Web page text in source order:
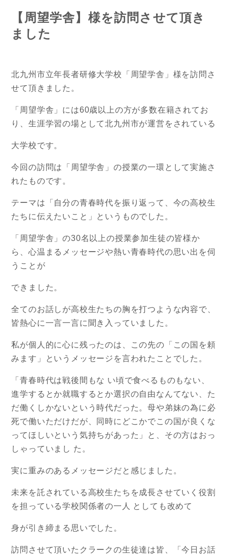
【周望学舎】様を訪問させて頂き
ました
北九州市立年長者研修大学校「周望学舎」様を訪問さ
せて頂きました。
「周望学舎」には60歳以上の方が多数在籍されてお
り、生涯学習の場として北九州市が運営をされている
大学校です。
今回の訪問は「周望学舎」の授業の一環として実施さ
れたものです。
テーマは「自分の青春時代を振り返って、今の高校生
たちに伝えたいこと」というものでした。
「周望学舎」の30名以上の授業参加生徒の皆様か
ら、心温まるメッセージや熱い青春時代の思い出を伺
うことが
できました。
全てのお話しが高校生たちの胸を打つような内容で、
皆熱心に一言一言に聞き入っていました。
私が個人的に心に残ったのは、この先の「この国を頼
みます」というメッセージを言われたことでした。
「青春時代は戦後間もな い頃で食べるものもない、
進学するとか就職するとか選択の自由なんてない、た
だ働くしかないという時代だった。母や弟妹の為に必
死で働いただけだが、同時にどこかでこの国が良くな
ってほしいという気持ちがあった」と、その方はおっ
しゃっていまし た。
実に重みのあるメッセージだと感じました。
未来を託されている高校生たちを成長させていく役割
を担っている学校関係者の一人 としても改めて
身が引き締まる思いでした。
訪問させて頂いたクラークの生徒達は皆、「今日お話